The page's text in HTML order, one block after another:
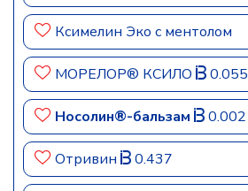
Ксимелин Эко с ментолом
МОРЕЛОР® КСИЛО 0.055
Носолин®-бальзам 0.002
Отривин 0.437